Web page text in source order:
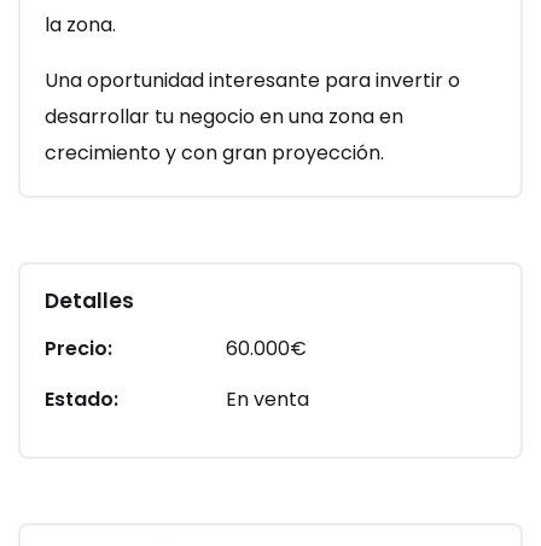
la zona.
Una oportunidad interesante para invertir o
desarrollar tu negocio en una zona en
crecimiento y con gran proyección.
Detalles
Precio: 60.000€
Estado:
En venta